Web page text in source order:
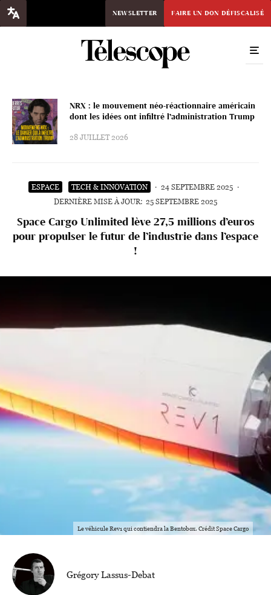
NEWSLETTER FAIRE UN DON DÉFISCALISÉ
NRX : le mouvement néo-réactionnaire américain
dont les idées ont infiltré l’administration Trump
28 JUILLET 2026
ESPACE TECH & INNOVATION · 24 SEPTEMBRE 2025 ·
DERNIÈRE MISE À JOUR: 25 SEPTEMBRE 2025
Space Cargo Unlimited lève 27,5 millions d’euros
pour propulser le futur de l’industrie dans l’espace
!
Le véhicule Rev1 qui contiendra la Bentobox. Crédit Space Cargo
Grégory Lassus-Debat